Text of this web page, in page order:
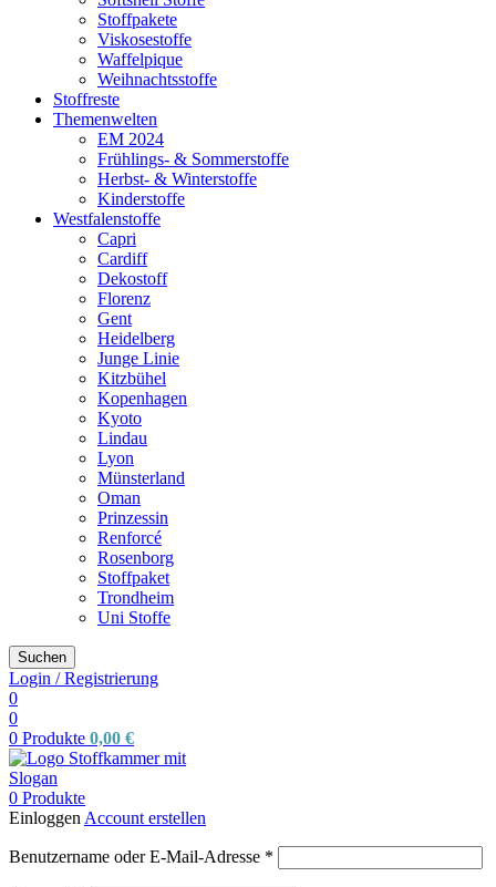
Stoffpakete
Viskosestoffe
Waffelpique
Weihnachtsstoffe
Stoffreste
Themenwelten
EM 2024
Frühlings- & Sommerstoffe
Herbst- & Winterstoffe
Kinderstoffe
Westfalenstoffe
Capri
Cardiff
Dekostoff
Florenz
Gent
Heidelberg
Junge Linie
Kitzbühel
Kopenhagen
Kyoto
Lindau
Lyon
Münsterland
Oman
Prinzessin
Renforcé
Rosenborg
Stoffpaket
Trondheim
Uni Stoffe
Suchen
Login / Registrierung
0
0
0 Produkte 0,00 €
0 Produkte
Einloggen Account erstellen
Benutzername oder E-Mail-Adresse *